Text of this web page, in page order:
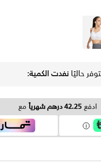
أبيض
حاليًا نفدت الكمية:
ادفع 42.25 درهم شهرياً مع